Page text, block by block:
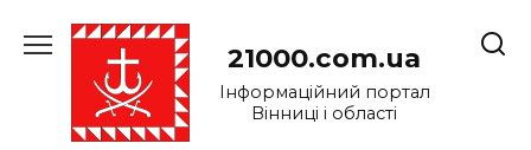
до
21000.com.ua
Інформаційний портал
Вінниці і області